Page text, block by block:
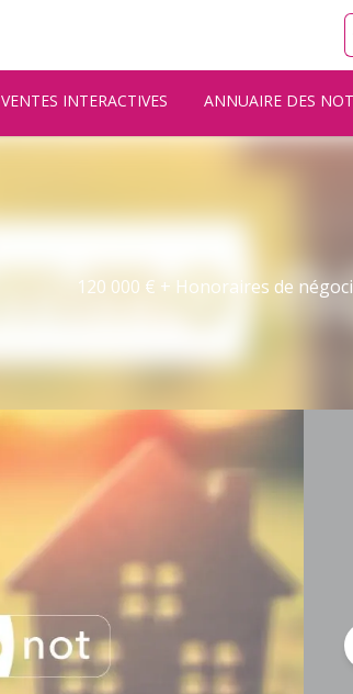
VENTES INTERACTIVES ANNUAIRE DES
120 000 € + Honoraires de